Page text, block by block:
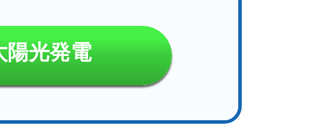
陽光発電